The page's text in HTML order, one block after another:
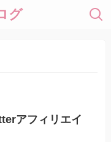
グ
アフィリエイ